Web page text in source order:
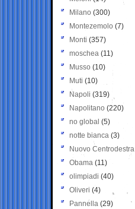
Milano (300)
Montezemolo (7)
Monti (357)
moschea (11)
Musso (10)
Muti (10)
Napoli (319)
Napolitano (220)
no global (5)
notte bianca (3)
Nuovo Centrodestra
Obama (11)
olimpiadi (40)
Oliveri (4)
Pannella (29)